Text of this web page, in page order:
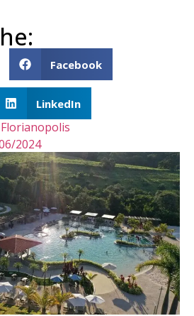
Facebook
LinkedIn
2024